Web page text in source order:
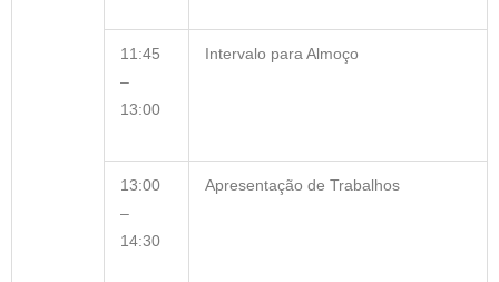
11:45
–
13:00
Intervalo para Almoço
13:00
–
14:30
Apresentação de Trabalhos